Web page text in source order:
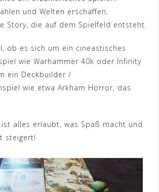
und Welten erschaffen,
Story, die auf dem Spielfeld entsteht.
ob es sich um ein cineastisches
wie Warhammer 40k oder Infinity
ein Deckbuilder /
wie etwa Arkham Horror, das
alles erlaubt, was Spaß macht und
steigert!